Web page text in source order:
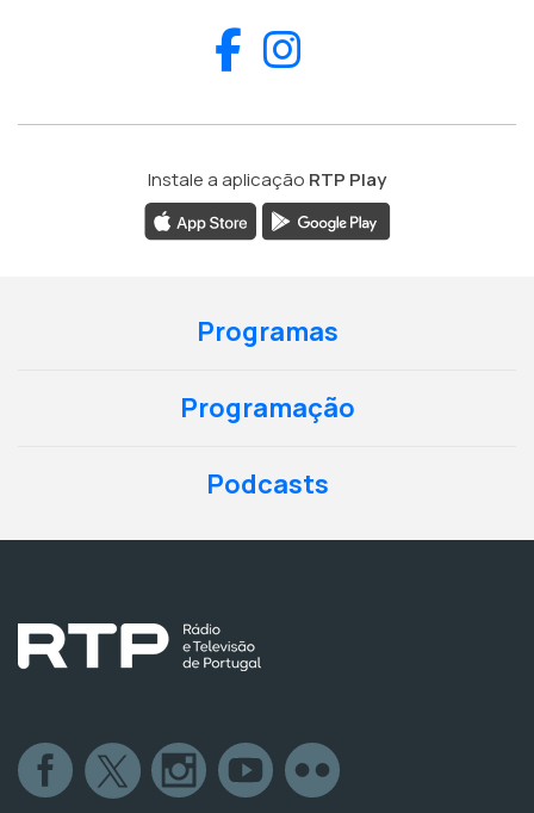
Facebook
Instale a aplicação RTP Play
Programas
Programação
Podcasts